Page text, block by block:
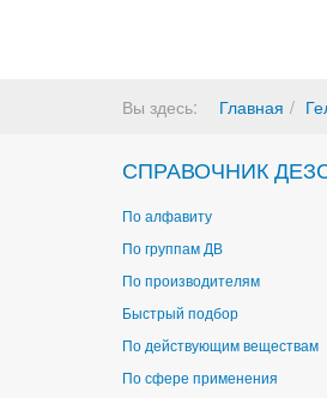
Вы здесь: Главная
СПРАВОЧНИК
По алфавиту
По группам ДВ
По производителям
Быстрый подбор
По действующим веществам
По сфере применения